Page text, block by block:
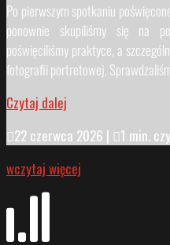
Po pierwszym spotkaniu
ponownie skupiliśmy się na
poświęciliśmy praktyce, a
fotografii portretowej.
Czytaj dalej
22 czerwca 2026 | 1 min.
wczytaj więcej